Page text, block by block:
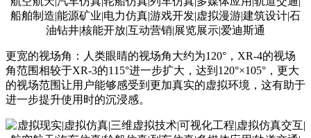
更宽的视场角：人类眼睛的视场角大约为120°，XR-4的视场
角范围相较于XR-3的115°进一步扩大，达到120°×105°，更大
的视场范围让用户能够感受到更加真实的虚拟环境，这有助于
进一步提升使用时的沉浸感。